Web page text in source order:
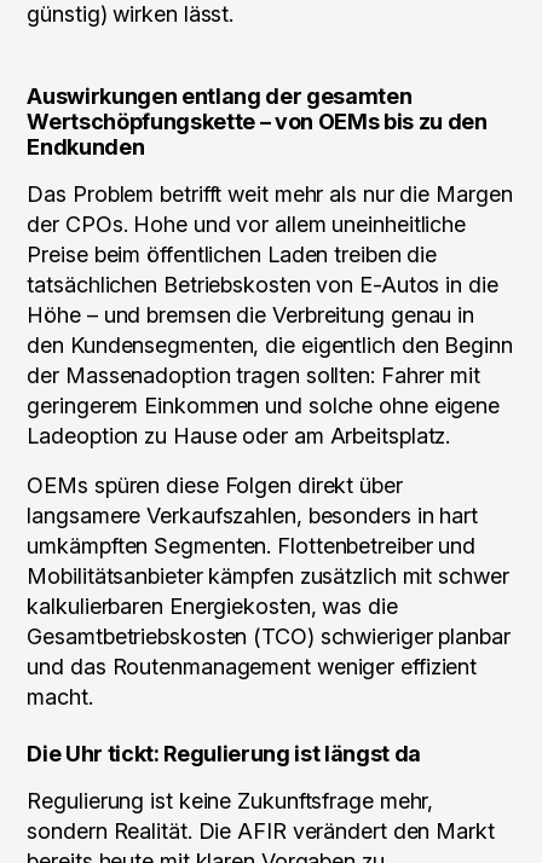
günstig) wirken lässt.
Auswirkungen entlang der gesamten
Wertschöpfungskette – von OEMs bis zu den
Endkunden
Das Problem betrifft weit mehr als nur die Margen
der CPOs. Hohe und vor allem uneinheitliche
Preise beim öffentlichen Laden treiben die
tatsächlichen Betriebskosten von E-Autos in die
Höhe – und bremsen die Verbreitung genau in
den Kundensegmenten, die eigentlich den Beginn
der Massenadoption tragen sollten: Fahrer mit
geringerem Einkommen und solche ohne eigene
Ladeoption zu Hause oder am Arbeitsplatz.
OEMs spüren diese Folgen direkt über
langsamere Verkaufszahlen, besonders in hart
umkämpften Segmenten. Flottenbetreiber und
Mobilitätsanbieter kämpfen zusätzlich mit schwer
kalkulierbaren Energiekosten, was die
Gesamtbetriebskosten (TCO) schwieriger planbar
und das Routenmanagement weniger effizient
macht.
Die Uhr tickt: Regulierung ist längst da
Regulierung ist keine Zukunftsfrage mehr,
sondern Realität. Die AFIR verändert den Markt